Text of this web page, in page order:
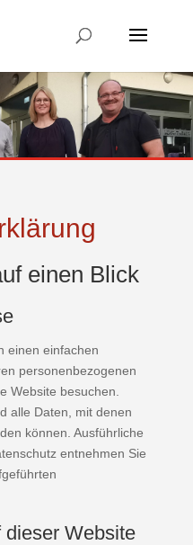
einen Blick
einen einfachen
personenbezogenen
Website besuchen.
alle Daten, mit denen
können. Ausführliche
entnehmen Sie
dieser Website